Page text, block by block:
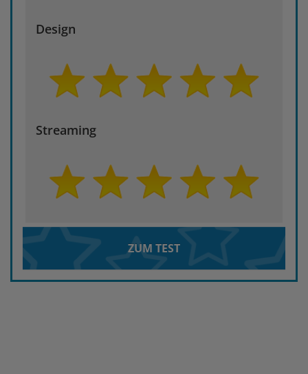
Design
Streaming
ZUM TEST